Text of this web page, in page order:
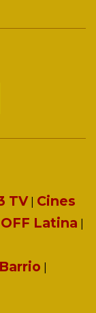
TV Cines
OFF Latina